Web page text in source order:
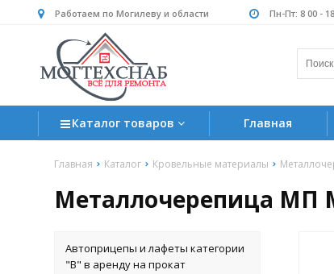
Работаем по Могилеву и области Пн-Пт: 8 00 -
Каталог товаров Главная
Главная Каталог Кровельные материалы
Металлочерепица МП
Автоприцепы и лафеты категории
"B" в аренду на прокат